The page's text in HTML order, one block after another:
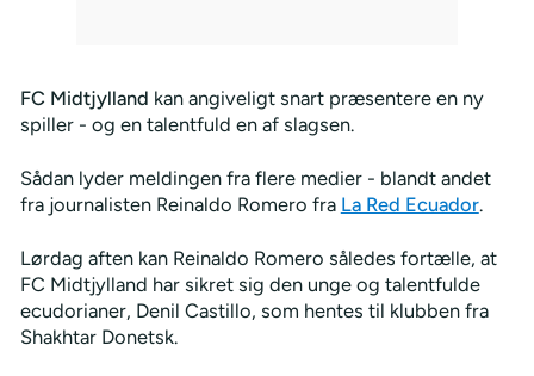
FC Midtjylland kan angiveligt snart præsentere en ny
spiller - og en talentfuld en af slagsen.
Sådan lyder meldingen fra flere medier - blandt andet
fra journalisten Reinaldo Romero fra La Red Ecuador.
Lørdag aften kan Reinaldo Romero således fortælle, at
FC Midtjylland har sikret sig den unge og talentfulde
ecudorianer, Denil Castillo, som hentes til klubben fra
Shakhtar Donetsk.